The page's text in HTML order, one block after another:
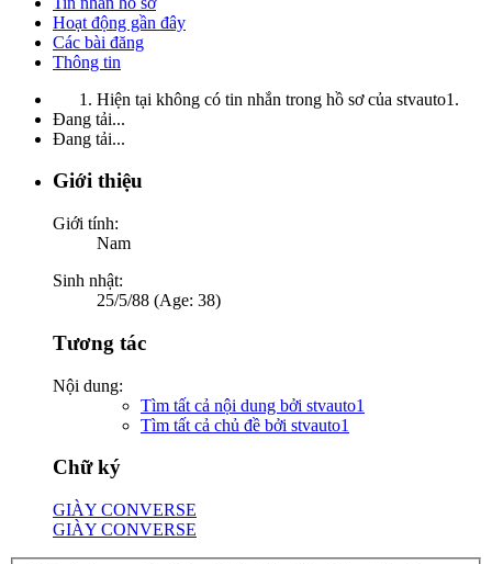
Hoạt động gần đây
Các bài đăng
Thông tin
Hiện tại không có tin nhắn trong hồ sơ của stvauto1.
Đang tải...
Đang tải...
Giới thiệu
Giới tính:
Nam
Sinh nhật:
25/5/88 (Age: 38)
Tương tác
Nội dung:
Tìm tất cả nội dung bởi stvauto1
Tìm tất cả chủ đề bởi stvauto1
Chữ ký
GIÀY CONVERSE
GIÀY CONVERSE